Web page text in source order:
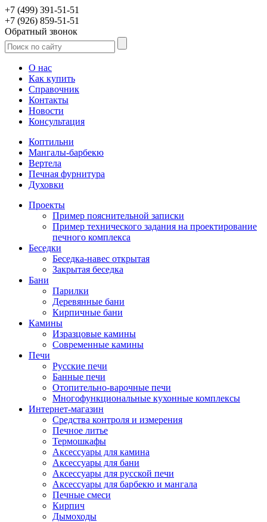
+7 (499) 391-51-51
+7 (926) 859-51-51
Обратный звонок
О нас
Как купить
Справочник
Контакты
Новости
Консультация
Коптильни
Мангалы-барбекю
Вертела
Печная фурнитура
Духовки
Проекты
Пример пояснительной записки
Пример технического задания на проектирование
печного комплекса
Беседки
Беседка-навес открытая
Закрытая беседка
Бани
Парилки
Деревянные бани
Кирпичные бани
Камины
Изразцовые камины
Современные камины
Печи
Русские печи
Банные печи
Отопительно-варочные печи
Многофункциональные кухонные комплексы
Интернет-магазин
Средства контроля и измерения
Печное литье
Термошкафы
Аксессуары для камина
Аксессуары для бани
Аксессуары для русской печи
Аксессуары для барбекю и мангала
Печные смеси
Кирпич
Дымоходы